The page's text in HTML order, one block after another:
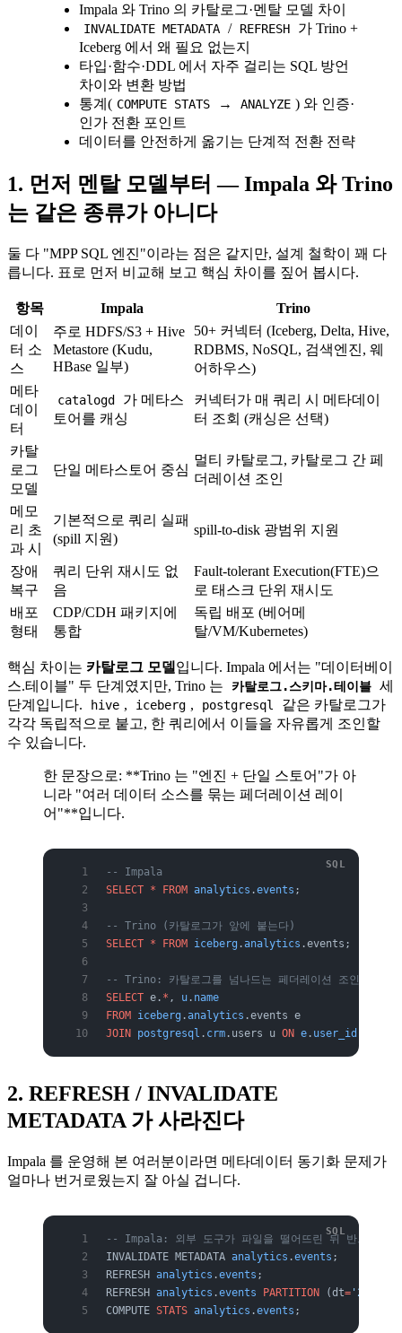
Impala 와 Trino 의 카탈로그·멘탈 모델 차이
INVALIDATE METADATA / REFRESH
가 Trino +
Iceberg 에서 왜 필요 없는지
타입·함수·DDL 에서 자주 걸리는 SQL 방언
차이와 변환 방법
통계( COMPUTE STATS → ANALYZE ) 와 인증·
인가 전환 포인트
데이터를 안전하게 옮기는 단계적 전환 전략
1. 먼저 멘탈 모델부터 — Impala 와 Trino
는 같은 종류가 아니다
둘 다 "MPP SQL 엔진"이라는 점은 같지만, 설계 철학이 꽤 다
릅니다. 표로 먼저 비교해 보고 핵심 차이를 짚어 봅시다.
항목 Impala
Trino
데이
터 소
스
주로 HDFS/S3 + Hive
Metastore (Kudu,
HBase 일부)
50+ 커넥터 (Iceberg, Delta, Hive,
RDBMS, NoSQL, 검색엔진, 웨
어하우스)
메타
데이
터
catalogd
가 메타스
토어를 캐싱
커넥터가 매 쿼리 시 메타데이
터 조회 (캐싱은 선택)
카탈
로그
모델
단일 메타스토어 중심
멀티 카탈로그, 카탈로그 간 페
더레이션 조인
메모
리 초
과 시
기본적으로 쿼리 실패
(spill 지원)
spill-to-disk 광범위 지원
장애
복구
쿼리 단위 재시도 없
음
Fault-tolerant Execution(FTE)으
로 태스크 단위 재시도
배포
형태
CDP/CDH 패키지에
통합
독립 배포 (베어메
탈/VM/Kubernetes)
핵심 차이는 카탈로그 모델 입니다. Impala 에서는 "데이터베이
스.테이블" 두 단계였지만, Trino 는
카탈로그.스키마.테이블 세
단계입니다.
hive , iceberg , postgresql
같은 카탈로그가
각각 독립적으로 붙고, 한 쿼리에서 이들을 자유롭게 조인할
수 있습니다.
한 문장으로: **Trino 는 "엔진 + 단일 스토어"가 아
니라 "여러 데이터 소스를 묶는 페더레이션 레이
어"**입니다.
-- Impala
SELECT * FROM analytics .events ;
-- Trino (카탈로그가 앞에 붙는다)
SELECT * FROM iceberg .analytics .events;
-- Trino: 카탈로그를 넘나드는 페더레이션 조인
SELECT e. * , u . name
FROM iceberg .analytics .events e
JOIN postgresql . crm .users u ON e . user_id
2. REFRESH / INVALIDATE
METADATA 가 사라진다
Impala 를 운영해 본 여러분이라면 메타데이터 동기화 문제가
얼마나 번거로웠는지 잘 아실 겁니다.
-- Impala: 외부 도구가 파일을 떨어뜨린 뒤 반드시 호
INVALIDATE METADATA analytics .events ;
REFRESH analytics .events ;
REFRESH analytics .events PARTITION (dt= '2026-
COMPUTE STATS analytics .events ;